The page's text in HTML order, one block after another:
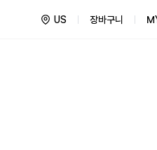
US 장바구니